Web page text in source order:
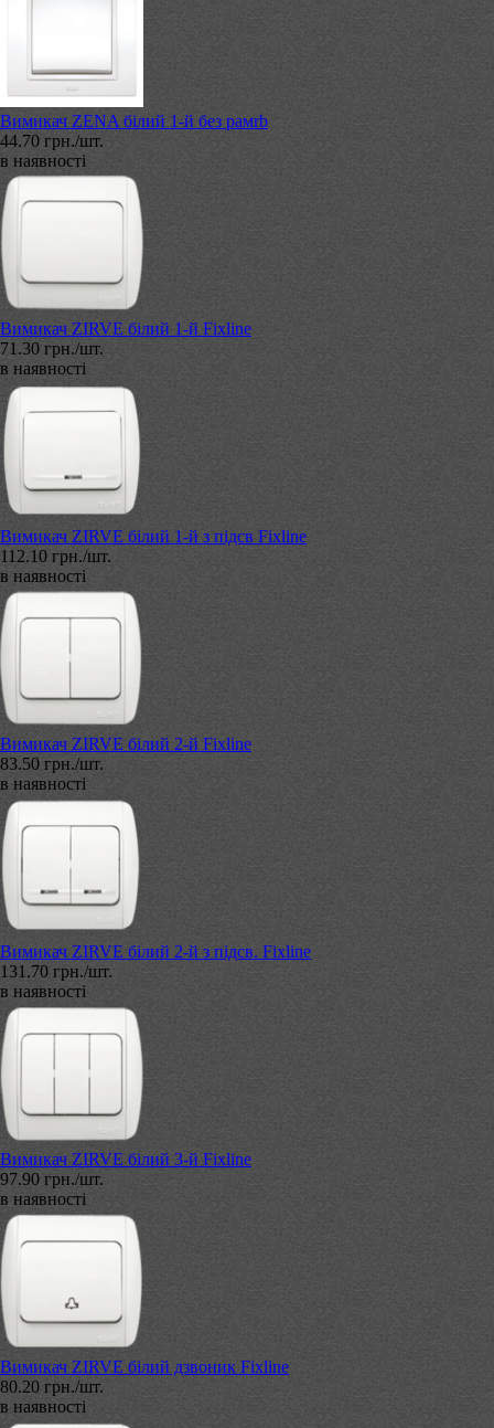
Вимикач ZENA білий 1-й без рамrb
44.70 грн./шт.
в наявності
Вимикач ZIRVE білий 1-й Fixline
71.30 грн./шт.
в наявності
Вимикач ZIRVE білий 1-й з підсв Fixline
112.10 грн./шт.
в наявності
Вимикач ZIRVE білий 2-й Fixline
83.50 грн./шт.
в наявності
Вимикач ZIRVE білий 2-й з підсв. Fixline
131.70 грн./шт.
в наявності
Вимикач ZIRVE білий 3-й Fixline
97.90 грн./шт.
в наявності
Вимикач ZIRVE білий дзвоник Fixline
80.20 грн./шт.
в наявності